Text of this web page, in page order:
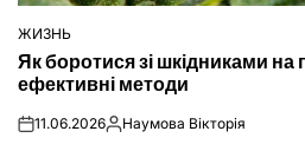
ОПУБЛІКУВАТИ
У
ЖИЗНЬ
Як боротися зі шкідниками на
ефективні методи
on11.06.2026Опубліковано
Наумова Вікторія